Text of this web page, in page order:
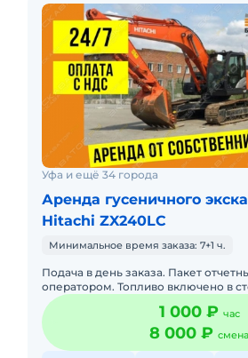
Уфа и ещё 34 города
Аренда гусеничного
Hitachi ZX240LC
Минимальное время заказа: 7+1 ч.
Подача в день заказа. Пакет
оператором. Топливо включено в
оплачивается отдельно.
Краткосрочная а
1 000 ₽ час
8 000 ₽ смена